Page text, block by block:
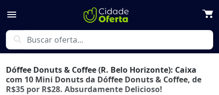
menu
search
Dóffee Donuts & Coffee (R. Belo Horizonte): Caixa
com 10 Mini Donuts da Dóffee Donuts & Coffee, de
R$35 por R$28. Absurdamente Delicioso!